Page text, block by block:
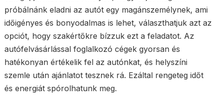
próbálnánk eladni az autót egy magánszemélynek, ami
időigényes és bonyodalmas is lehet, választhatjuk azt az
opciót, hogy szakértőkre bízzuk ezt a feladatot. Az
autófelvásárlással foglalkozó cégek gyorsan és
hatékonyan értékelik fel az autónkat, és helyszíni
szemle után ajánlatot tesznek rá. Ezáltal rengeteg időt
és energiát spórolhatunk meg.